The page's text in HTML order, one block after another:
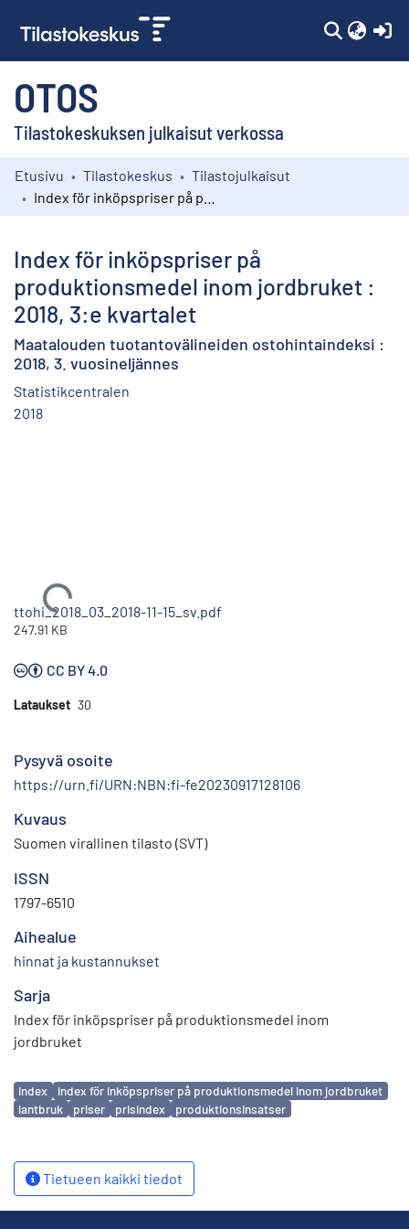
OTOS
Tilastokeskuksen julkaisut verkossa
Kokoelmat
Etusivu Tilastokeskus
Tilastojulkaisut
Index för inköpspriser på
produktionsmedel inom jordbruket :
2018, 3:e kvartalet
Maatalouden tuotantovälineiden ostohintaindeksi :
2018, 3. vuosineljännes
Statistikcentralen
2018
Ladataan...
ttohi_2018_03_2018-11-15_sv.pdf
247.91 KB
CC BY 4.0
Lataukset 30
Pysyvä osoite
https://urn.fi/URN:NBN:fi-fe20230917128106
Kuvaus
Suomen virallinen tilasto (SVT)
ISSN
1797-6510
Aihealue
hinnat ja kustannukset
Sarja
Index för inköpspriser på produktionsmedel inom
jordbruket
Avainsanat
index
index för inköpspriser på produktionsmedel inom jordbruket
lantbruk
priser prisindex produktionsinsatser
Tietueen kaikki tiedot